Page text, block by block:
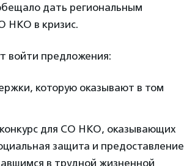
дать региональным
НКО в кризис.
войти предложения:
которую оказывают в том
для СО НКО, оказывающих
защита и предоставление
в трудной жизненной